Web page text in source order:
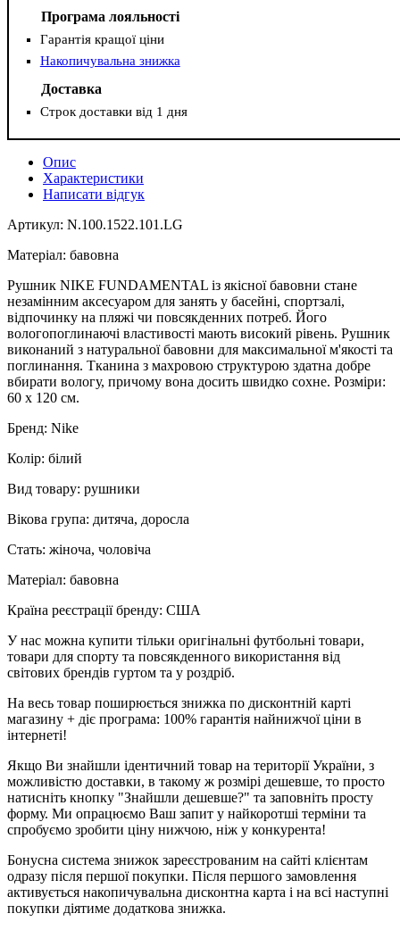
Програма лояльності
Гарантія кращої ціни
Накопичувальна знижка
Доставка
Строк доставки від 1 дня
Опис
Характеристики
Написати відгук
Артикул: N.100.1522.101.LG
Матеріал: бавовна
Рушник NIKE FUNDAMENTAL із якісної бавовни стане
незамінним аксесуаром для занять у басейні, спортзалі,
відпочинку на пляжі чи повсякденних потреб. Його
вологопоглинаючі властивості мають високий рівень. Рушник
виконаний з натуральної бавовни для максимальної м'якості та
поглинання. Тканина з махровою структурою здатна добре
вбирати вологу, причому вона досить швидко сохне. Розміри:
60 х 120 см.
Бренд: Nike
Колір: білий
Вид товару: рушники
Вікова група: дитяча, доросла
Стать: жіноча, чоловіча
Матеріал: бавовна
Країна реєстрації бренду: США
У нас можна купити тільки оригінальні футбольні товари,
товари для спорту та повсякденного використання від
світових брендів гуртом та у роздріб.
На весь товар поширюється знижка по дисконтній карті
магазину + діє програма: 100% гарантія найнижчої ціни в
інтернеті!
Якщо Ви знайшли ідентичний товар на території України, з
можливістю доставки, в такому ж розмірі дешевше, то просто
натисніть кнопку "Знайшли дешевше?" та заповніть просту
форму. Ми опрацюємо Ваш запит у найкоротші терміни та
спробуємо зробити ціну нижчою, ніж у конкурента!
Бонусна система знижок зареєстрованим на сайті клієнтам
одразу після першої покупки. Після першого замовлення
активується накопичувальна дисконтна карта і на всі наступні
покупки діятиме додаткова знижка.